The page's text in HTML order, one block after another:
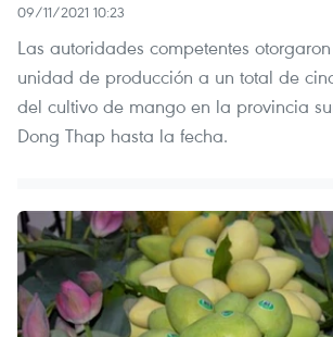
09/11/2021 10:23
Las autoridades competentes
unidad de producción a un total de
del cultivo de mango en la provincia
Dong Thap hasta la fecha.